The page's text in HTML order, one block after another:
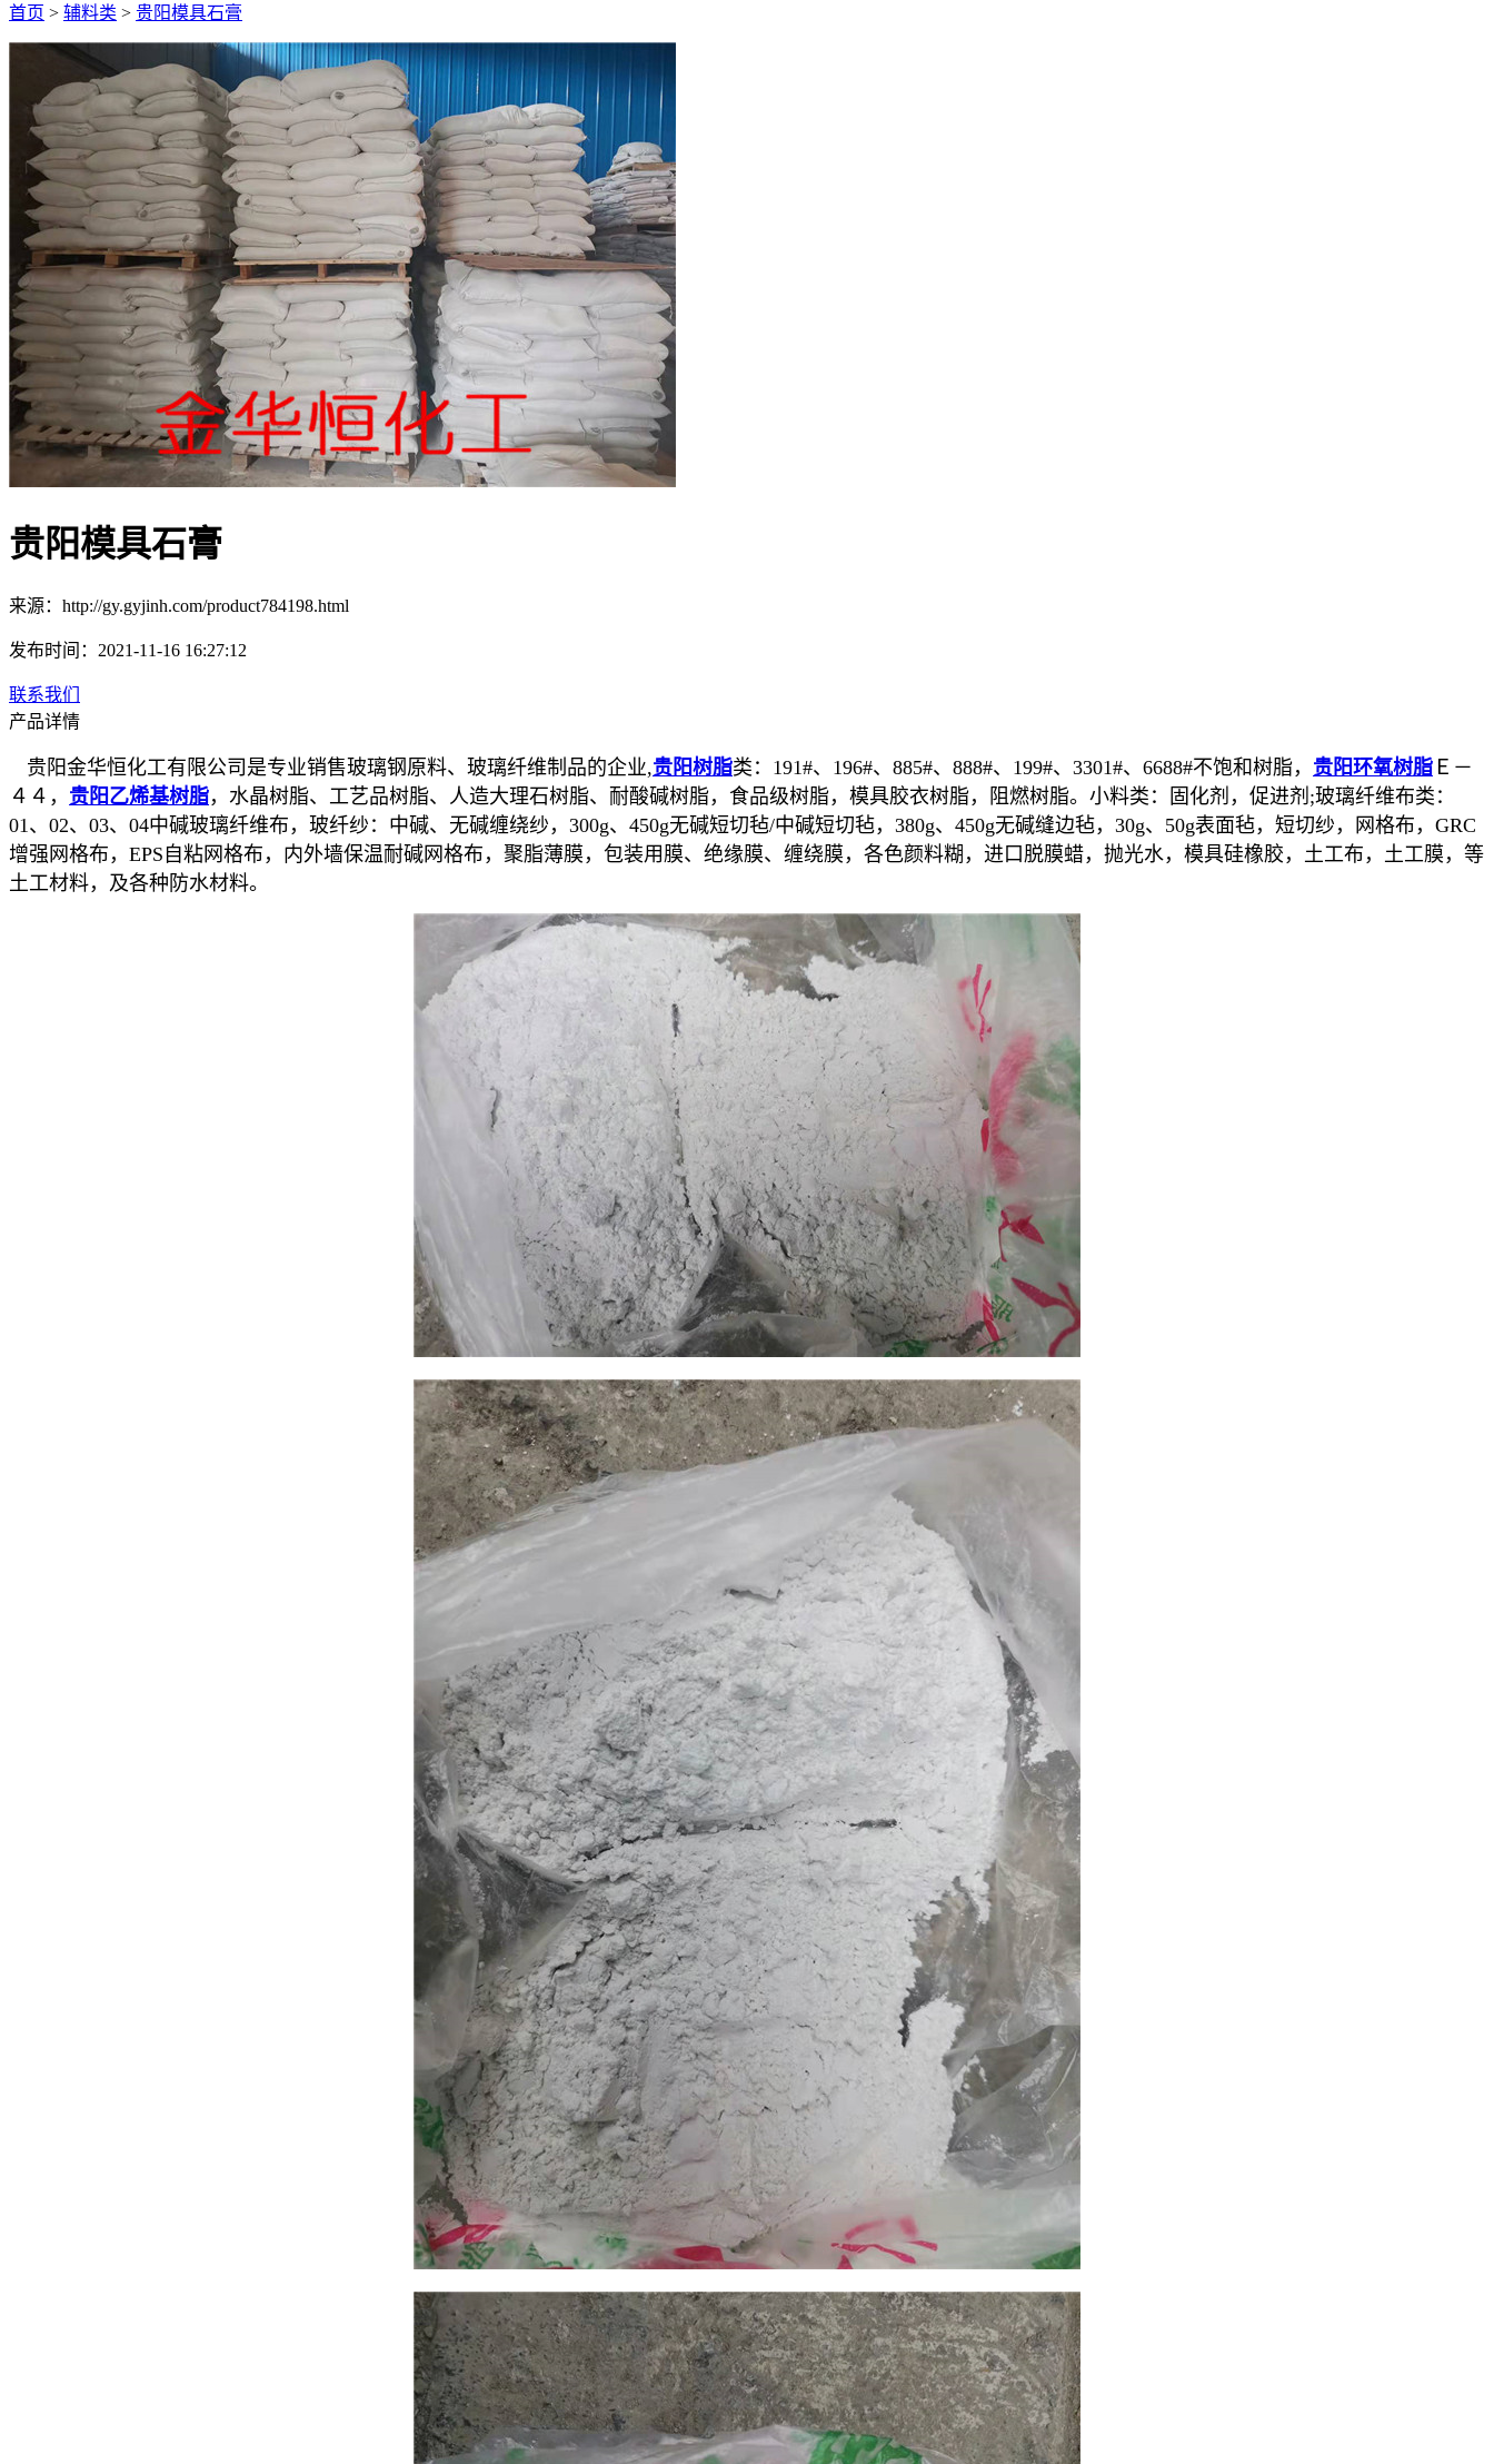
首页 > 辅料类 > 贵阳模具石膏
贵阳模具石膏
来源：http://gy.gyjinh.com/product784198.html
发布时间：2021-11-16 16:27:12
联系我们
产品详情
贵阳金华恒化工有限公司是专业销售玻璃钢原料、玻璃纤维制品的企业,贵阳树脂类：191#、196#、885#、888#、199#、3301#、6688#不饱和树脂， 贵阳环氧树脂 Ｅ－
４４， 贵阳乙烯基树脂，水晶树脂、工艺品树脂、人造大理石树脂、耐酸碱树脂，食品级树脂，模具胶衣树脂，阻燃树脂。小料类：固化剂，促进剂;玻璃纤维布类：
01、02、03、04中碱玻璃纤维布，玻纤纱：中碱、无碱缠绕纱，300g、450g无碱短切毡/中碱短切毡，380g、450g无碱缝边毡，30g、50g表面毡，短切纱，网格布，GRC
增强网格布，EPS自粘网格布，内外墙保温耐碱网格布，聚脂薄膜，包装用膜、绝缘膜、缠绕膜，各色颜料糊，进口脱膜蜡，抛光水，模具硅橡胶，土工布，土工膜，等
土工材料，及各种防水材料。